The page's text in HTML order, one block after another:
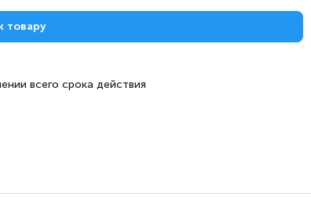
пользователя, Подставка
600х400 мм
Daily+, Dynamic Black EQ, Функция Game Motion Plus,
Режим HGiG для HDR-игр, Mini Map Zoom, Motion
товару
всего срока действия